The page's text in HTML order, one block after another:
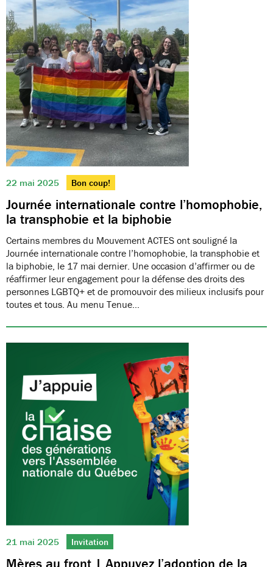
22 mai 2025 Bon coup!
Journée internationale contre l’homophobie,
la transphobie et la biphobie
Certains membres du Mouvement ACTES ont souligné la
Journée internationale contre l’homophobie, la transphobie et
la biphobie, le 17 mai dernier. Une occasion d’affirmer ou de
réaffirmer leur engagement pour la défense des droits des
personnes LGBTQ+ et de promouvoir des milieux inclusifs pour
toutes et tous. Au menu Tenue…
21 mai 2025 Invitation
Mères au front | Appuyez l’adoption de la